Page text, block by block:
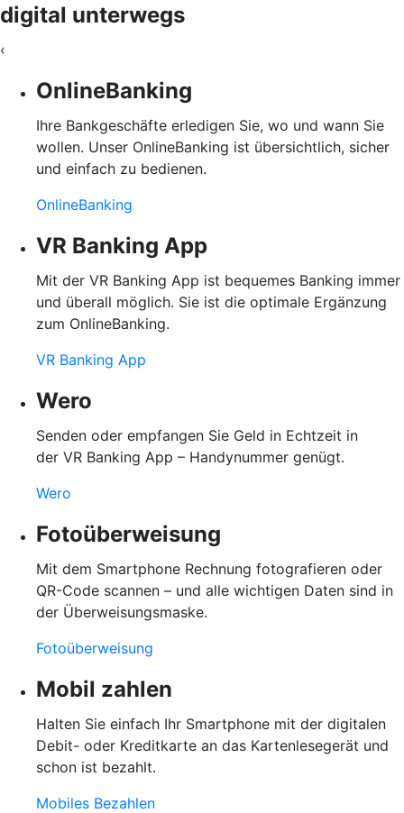
digital unterwegs
‹
OnlineBanking
Ihre Bankgeschäfte erledigen Sie, wo und wann Sie
wollen. Unser OnlineBanking ist übersichtlich, sicher
und einfach zu bedienen.
OnlineBanking
VR Banking App
Mit der VR Banking App ist bequemes Banking immer
und überall möglich. Sie ist die optimale Ergänzung
zum OnlineBanking.
VR Banking App
Wero
Senden oder empfangen Sie Geld in Echtzeit in
der VR Banking App – Handynummer genügt.
Wero
Fotoüberweisung
Mit dem Smartphone Rechnung fotografieren oder
QR-Code scannen – und alle wichtigen Daten sind in
der Überweisungsmaske.
Fotoüberweisung
Mobil zahlen
Halten Sie einfach Ihr Smartphone mit der digitalen
Debit- oder Kreditkarte an das Kartenlesegerät und
schon ist bezahlt.
Mobiles Bezahlen